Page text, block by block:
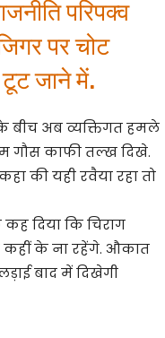
परिपक्व
पर चोट
जाने में.
बीच अब व्यक्तिगत हमले
गौस काफी तल्ख दिखे.
की यही रवैया रहा तो
दिया कि चिराग
कहीं के ना रहेंगे. औकात
बाद में दिखेगी